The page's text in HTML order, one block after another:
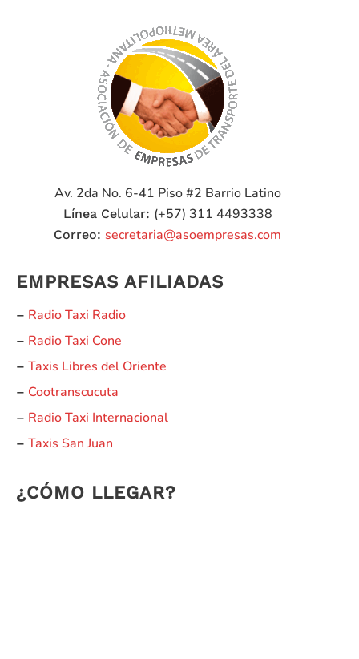
Av. 2da No. 6-41 Piso #2 Barrio Latino
Línea Celular: (+57) 311 4493338
Correo: secretaria@asoempresas.com
EMPRESAS AFILIADAS
– Radio Taxi Radio
– Radio Taxi Cone
– Taxis Libres del Oriente
– Cootranscucuta
– Radio Taxi Internacional
– Taxis San Juan
¿CÓMO LLEGAR?